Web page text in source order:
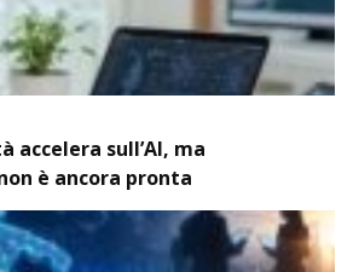
accelera sull’AI, ma
è ancora pronta